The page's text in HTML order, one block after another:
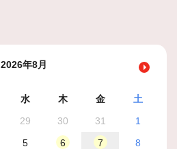
2026年8月
水 木 金
土
29 30 31
1
5 6 7
8